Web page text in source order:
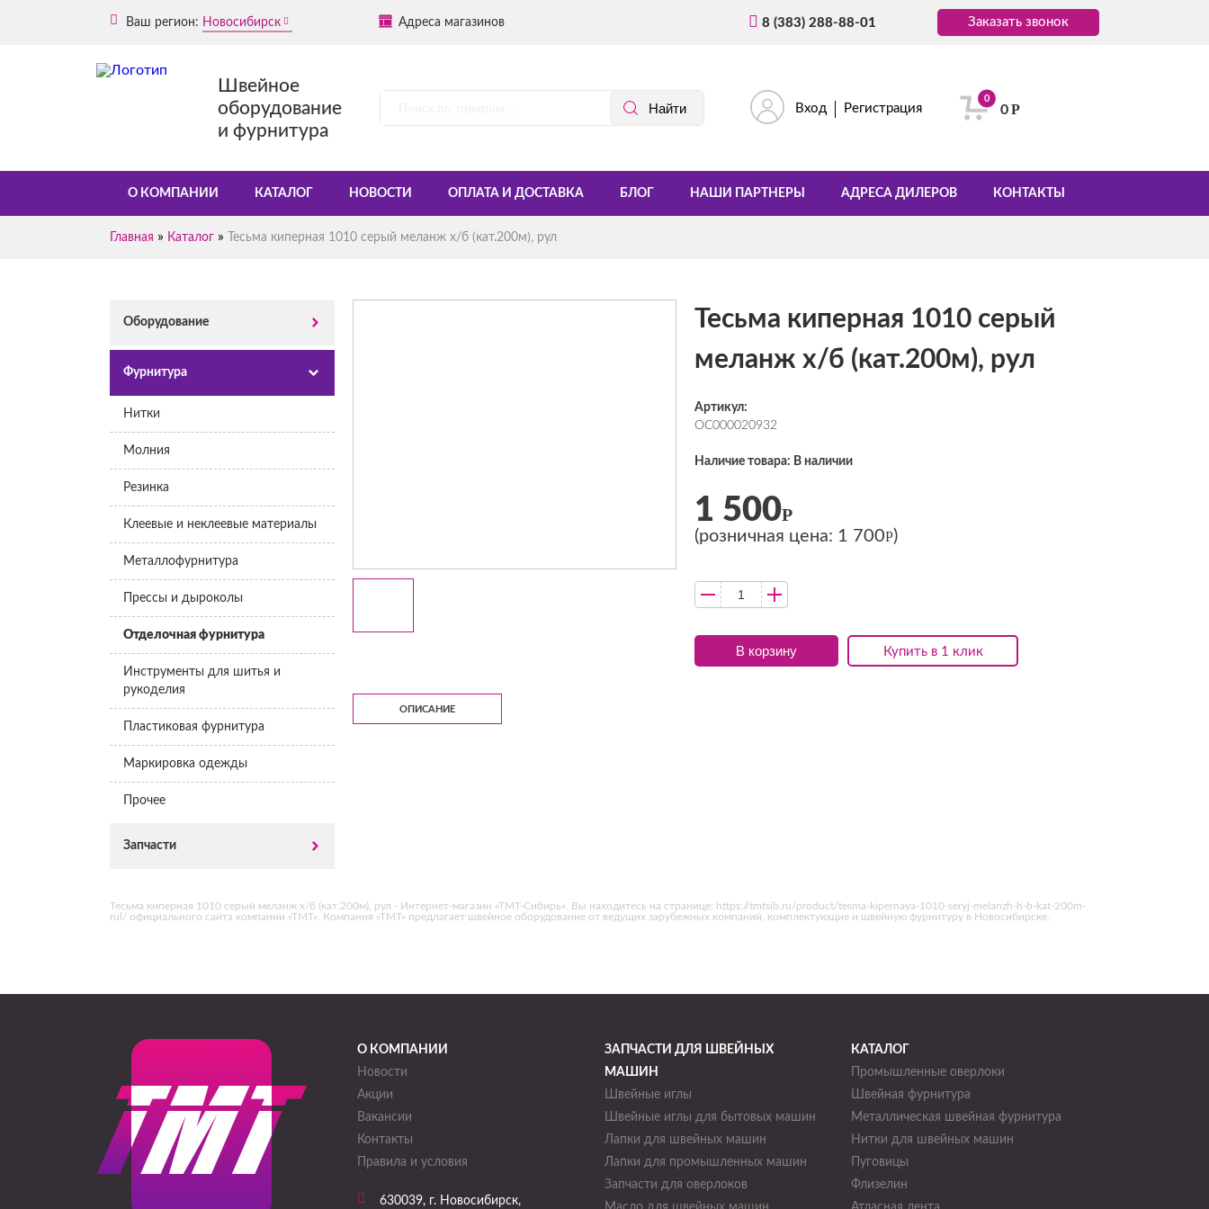
Ваш регион: Новосибирск Адреса магазинов 8 (383) 288-88-01 Заказать звонок
Швейное
оборудование
и фурнитура
Вход Регистрация
0
0Р
О КОМПАНИИ КАТАЛОГ НОВОСТИ ОПЛАТА И ДОСТАВКА БЛОГ НАШИ ПАРТНЕРЫ АДРЕСА ДИЛЕРОВ КОНТАКТЫ
Главная » Каталог » Тесьма киперная 1010 серый меланж х/б (кат.200м), рул
Оборудование
Фурнитура
Нитки
Молния
Резинка
Клеевые и неклеевые материалы
Металлофурнитура
Прессы и дыроколы
Отделочная фурнитура
Инструменты для шитья и
рукоделия
Пластиковая фурнитура
Маркировка одежды
Прочее
Запчасти
Тесьма киперная 1010 серый
меланж х/б (кат.200м), рул
Артикул:
ОС000020932
Наличие товара: В наличии
Купить в 1 клик
1 500Р
(розничная цена: 1 700Р)
В корзину
ОПИСАНИЕ
Тесьма киперная 1010 серый меланж х/б (кат.200м), рул - Интернет-магазин «ТМТ-Сибирь». Вы находитесь на странице: https://tmtsib.ru/product/tesma-kipernaya-1010-seryj-melanzh-h-b-kat-200m-
rul/ официального сайта компании «ТМТ». Компания «ТМТ» предлагает швейное оборудование от ведущих зарубежных компаний, комплектующие и швейную фурнитуру в Новосибирске.
О КОМПАНИИ
Новости
Акции
Вакансии
Контакты
Правила и условия
630039, г. Новосибирск,
ЗАПЧАСТИ ДЛЯ ШВЕЙНЫХ
МАШИН
Швейные иглы
Швейные иглы для бытовых машин
Лапки для швейных машин
Лапки для промышленных машин
Запчасти для оверлоков
КАТАЛОГ
Промышленные оверлоки
Швейная фурнитура
Металлическая швейная фурнитура
Нитки для швейных машин
Пуговицы
Флизелин